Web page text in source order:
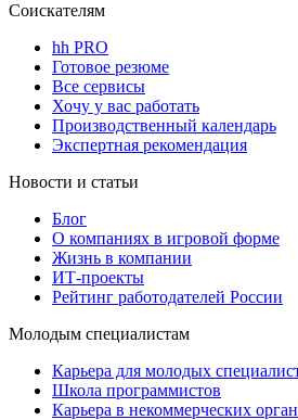
Соискателям
hh PRO
Готовое резюме
Все сервисы
Хочу у вас работать
Производственный календарь
Экспертная рекомендация
Новости и статьи
Блог
О компаниях в игровой форме
Жизнь в компании
ИТ-проекты
Рейтинг работодателей России
Молодым специалистам
Карьера для молодых
Школа программистов
Карьера в некоммерческих